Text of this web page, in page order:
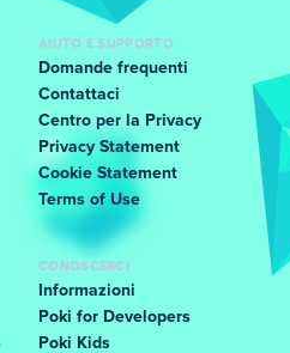
AIUTO E SUPPORTO
Domande frequenti
Contattaci
Centro per la Privacy
Privacy Statement
Cookie Statement
Terms of Use
CONOSCERCI
Informazioni
Poki for Developers
Poki Kids